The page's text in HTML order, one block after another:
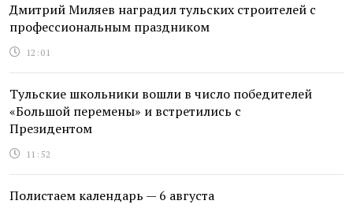
Дмитрий Миляев наградил тульских строителей с
профессиональным праздником
12:01
Тульские школьники вошли в число победителей
«Большой перемены» и встретились с
Президентом
11:52
Полистаем календарь — 6 августа